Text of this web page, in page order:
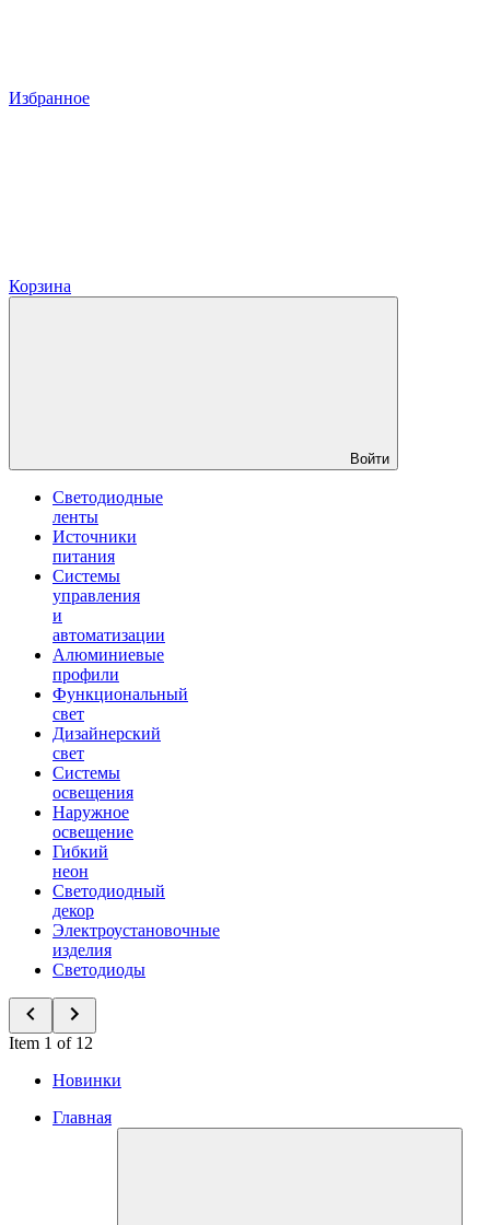
Избранное
Корзина
Войти
Светодиодные
ленты
Источники
питания
Системы
управления
и
автоматизации
Алюминиевые
профили
Функциональный
свет
Дизайнерский
свет
Системы
освещения
Наружное
освещение
Гибкий
неон
Светодиодный
декор
Электроустановочные
изделия
Светодиоды
Item 1 of 12
Новинки
Главная